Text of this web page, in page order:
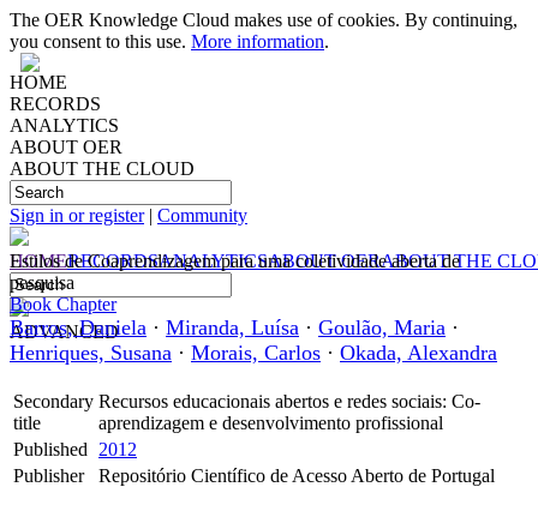
The OER Knowledge Cloud makes use of cookies. By continuing,
you consent to this use. More information.
HOME
RECORDS
ANALYTICS
ABOUT OER
ABOUT THE CLOUD
Sign in or register| Community
HOMERECORDSANALYTICSABOUT OERABOUT THE
ADVANCED
Estilos de Coaprendizagem para uma coletividade aberta de
pesquisa
Book Chapter
Barros, Daniela · Miranda, Luísa · Goulão, Maria ·
Henriques, Susana · Morais, Carlos · Okada, Alexandra
Secondary
title
Recursos educacionais abertos e redes sociais: Co-
aprendizagem e desenvolvimento profissional
Published
2012
Publisher
Repositório Científico de Acesso Aberto de Portugal